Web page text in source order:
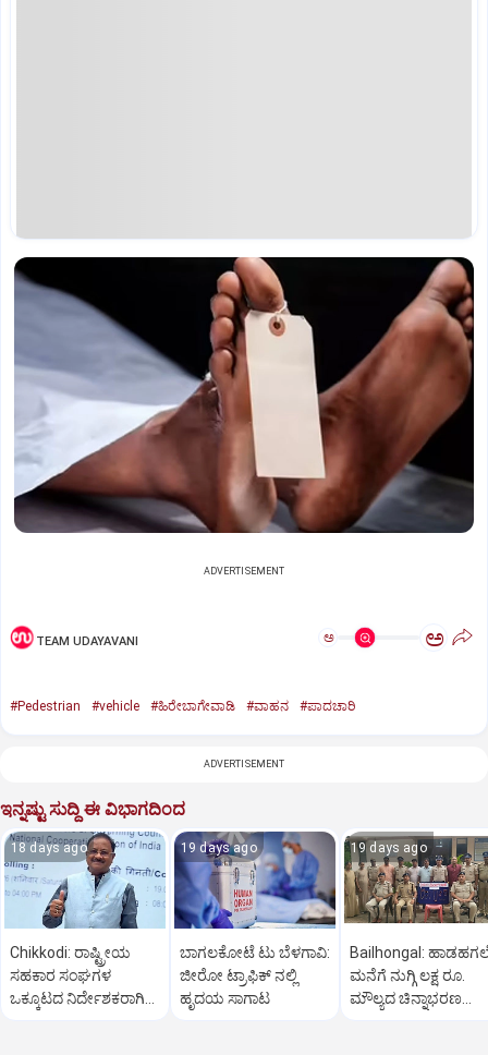
ADVERTISEMENT
TEAM UDAYAVANI ಅ ಅ
#Pedestrian #vehicle #ಹಿರೇಬಾಗೇವಾಡಿ #ವಾಹನ #ಪಾದಚಾರಿ
ADVERTISEMENT
ಇನ್ನಷ್ಟು ಸುದ್ದಿ ಈ ವಿಭಾಗದಿಂದ
18 days ago
Chikkodi: ರಾಷ್ಟ್ರೀಯ
ಸಹಕಾರ ಸಂಘಗಳ
ಒಕ್ಕೂಟದ ನಿರ್ದೇಶಕರಾಗಿ
19 days ago
ಬಾಗಲಕೋಟೆ ಟು ಬೆಳಗಾವಿ:
ಜೀರೋ ಟ್ರಾಫಿಕ್ ನಲ್ಲಿ
ಹೃದಯ ಸಾಗಾಟ
19 days ago
Bailhongal:
ಮನೆಗೆ ನುಗ್ಗಿ ಲಕ್ಷ ರೂ.
ಮೌಲ್ಯದ ಚಿನ್ನಾಭರಣ